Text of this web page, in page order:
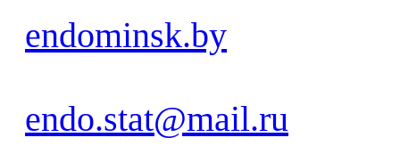
endominsk.by
endo.stat@mail.ru